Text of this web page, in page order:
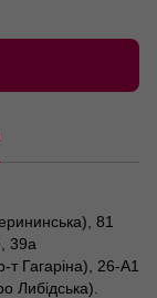
81
39а
т Гагаріна), 26-А1
Либідська).